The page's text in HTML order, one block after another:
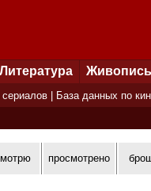
Литература Живопись
сериалов База данных по
просмотрено